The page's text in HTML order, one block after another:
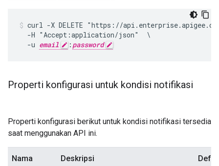
curl -X DELETE "https://
  -H "Accept:application/json"  \
  -u
email : password
Properti konfigurasi untuk kondisi notifikasi
Properti konfigurasi berikut untuk kondisi notifikasi tersedia
saat menggunakan API ini.
Nama Deskripsi